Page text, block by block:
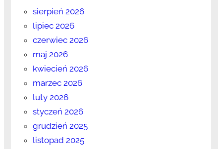
sierpień 2026
lipiec 2026
czerwiec 2026
maj 2026
kwiecień 2026
marzec 2026
luty 2026
styczeń 2026
grudzień 2025
listopad 2025